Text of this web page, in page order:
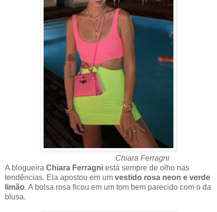
Chiara Ferragni
A blogueira Chiara Ferragni está sempre de olho nas
tendências. Ela apostou em um vestido rosa neon e verde
limão. A bolsa rosa ficou em um tom bem parecido com o da
blusa.